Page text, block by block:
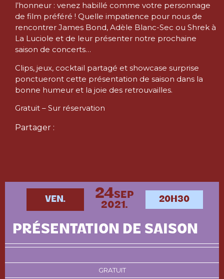
l’honneur : venez habillé comme votre personnage
de film préféré ! Quelle impatience pour nous de
rencontrer James Bond, Adèle Blanc-Sec ou Shrek à
La Luciole et de leur présenter notre prochaine
saison de concerts…
Clips, jeux, cocktail partagé et showcase surprise
ponctueront cette présentation de saison dans la
bonne humeur et la joie des retrouvailles.
Gratuit – Sur réservation
Partager :
VEN. 24SEP
2021.
20H30
PRÉSENTATION DE SAISON
GRATUIT